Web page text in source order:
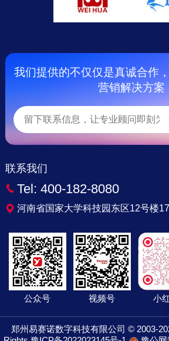
我们提供的不仅仅是真诚合作
营销解决方案
联系我们
Tel: 400-182-8080
河南省国家大学科技园东区12号楼
公众号 视频号 小
郑州易赛诺数字科技有限公司 © 2003-